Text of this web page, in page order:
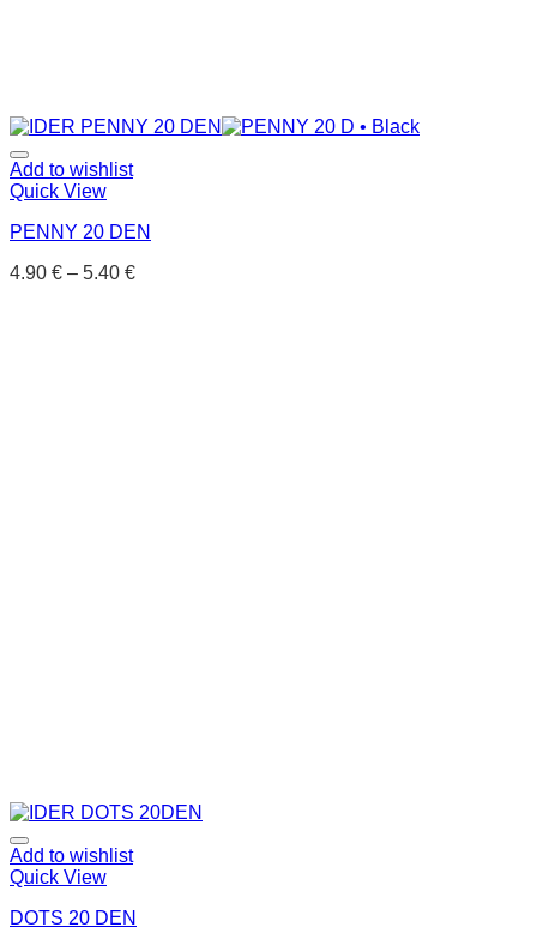
Add to wishlist
Quick View
PENNY 20 DEN
4.90 € – 5.40 €
Add to wishlist
Quick View
DOTS 20 DEN